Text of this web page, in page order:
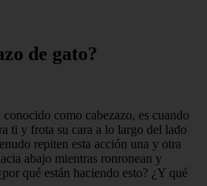
de gato?
como cabezazo, es cuando
ti y frota su cara a lo largo del lado
repiten esta acción una y otra
abajo mientras ronronean y
qué están haciendo esto? ¿Y qué